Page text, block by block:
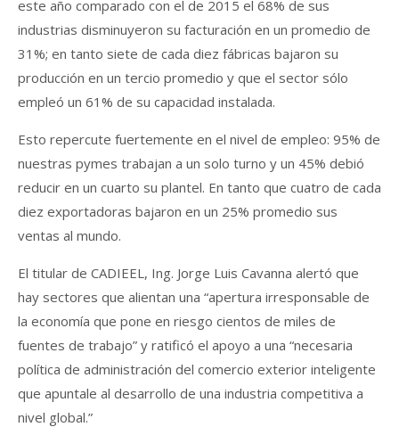
este año comparado con el de 2015 el 68% de sus
industrias disminuyeron su facturación en un promedio de
31%; en tanto siete de cada diez fábricas bajaron su
producción en un tercio promedio y que el sector sólo
empleó un 61% de su capacidad instalada.
Esto repercute fuertemente en el nivel de empleo: 95% de
nuestras pymes trabajan a un solo turno y un 45% debió
reducir en un cuarto su plantel. En tanto que cuatro de cada
diez exportadoras bajaron en un 25% promedio sus
ventas al mundo.
El titular de CADIEEL, Ing. Jorge Luis Cavanna alertó que
hay sectores que alientan una “apertura irresponsable de
la economía que pone en riesgo cientos de miles de
fuentes de trabajo” y ratificó el apoyo a una “necesaria
política de administración del comercio exterior inteligente
que apuntale al desarrollo de una industria competitiva a
nivel global.”